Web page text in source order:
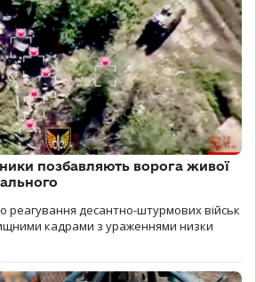
позбавляють ворога живої
реагування десантно-штурмових військ
кадрами з ураженнями низки